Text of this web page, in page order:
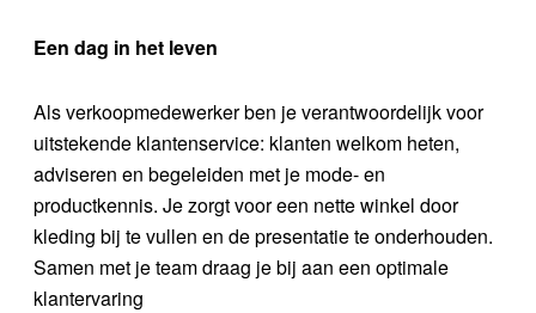
Een dag in het leven
Als verkoopmedewerker ben je verantwoordelijk voor
uitstekende klantenservice: klanten welkom heten,
adviseren en begeleiden met je mode- en
productkennis. Je zorgt voor een nette winkel door
kleding bij te vullen en de presentatie te onderhouden.
Samen met je team draag je bij aan een optimale
klantervaring